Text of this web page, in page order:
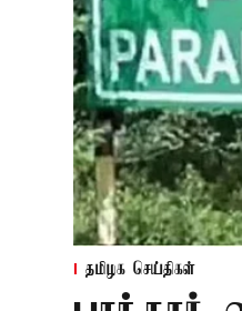
தமிழக செய்திகள்